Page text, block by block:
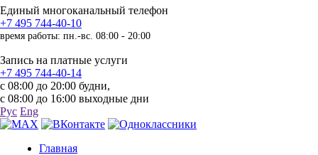
Единый многоканальный телефон
+7 495 744-40-10
время работы: пн.-вс. 08:00 - 20:00
Запись на платные услуги
+7 495 744-40-14
с 08:00 до 20:00 будни,
с 08:00 до 16:00 выходные дни
Рус Eng
Главная